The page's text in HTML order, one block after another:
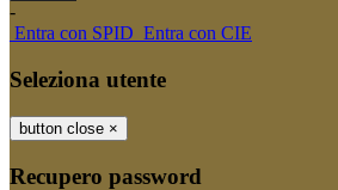
-
Entra con SPID Entra con CIE
Seleziona utente
button close ×
Recupero password